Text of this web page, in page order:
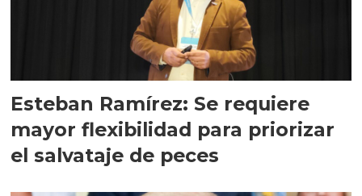
Esteban Ramírez: Se requiere
mayor flexibilidad para priorizar
el salvataje de peces